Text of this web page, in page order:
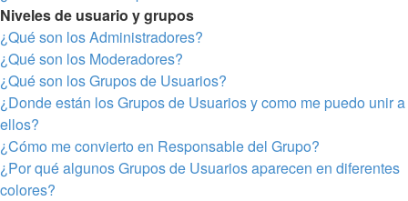
Niveles de usuario y grupos
¿Qué son los Administradores?
¿Qué son los Moderadores?
¿Qué son los Grupos de Usuarios?
¿Donde están los Grupos de Usuarios y como me puedo unir a
ellos?
¿Cómo me convierto en Responsable del Grupo?
¿Por qué algunos Grupos de Usuarios aparecen en diferentes
colores?